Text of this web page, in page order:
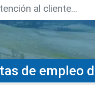
de empleo